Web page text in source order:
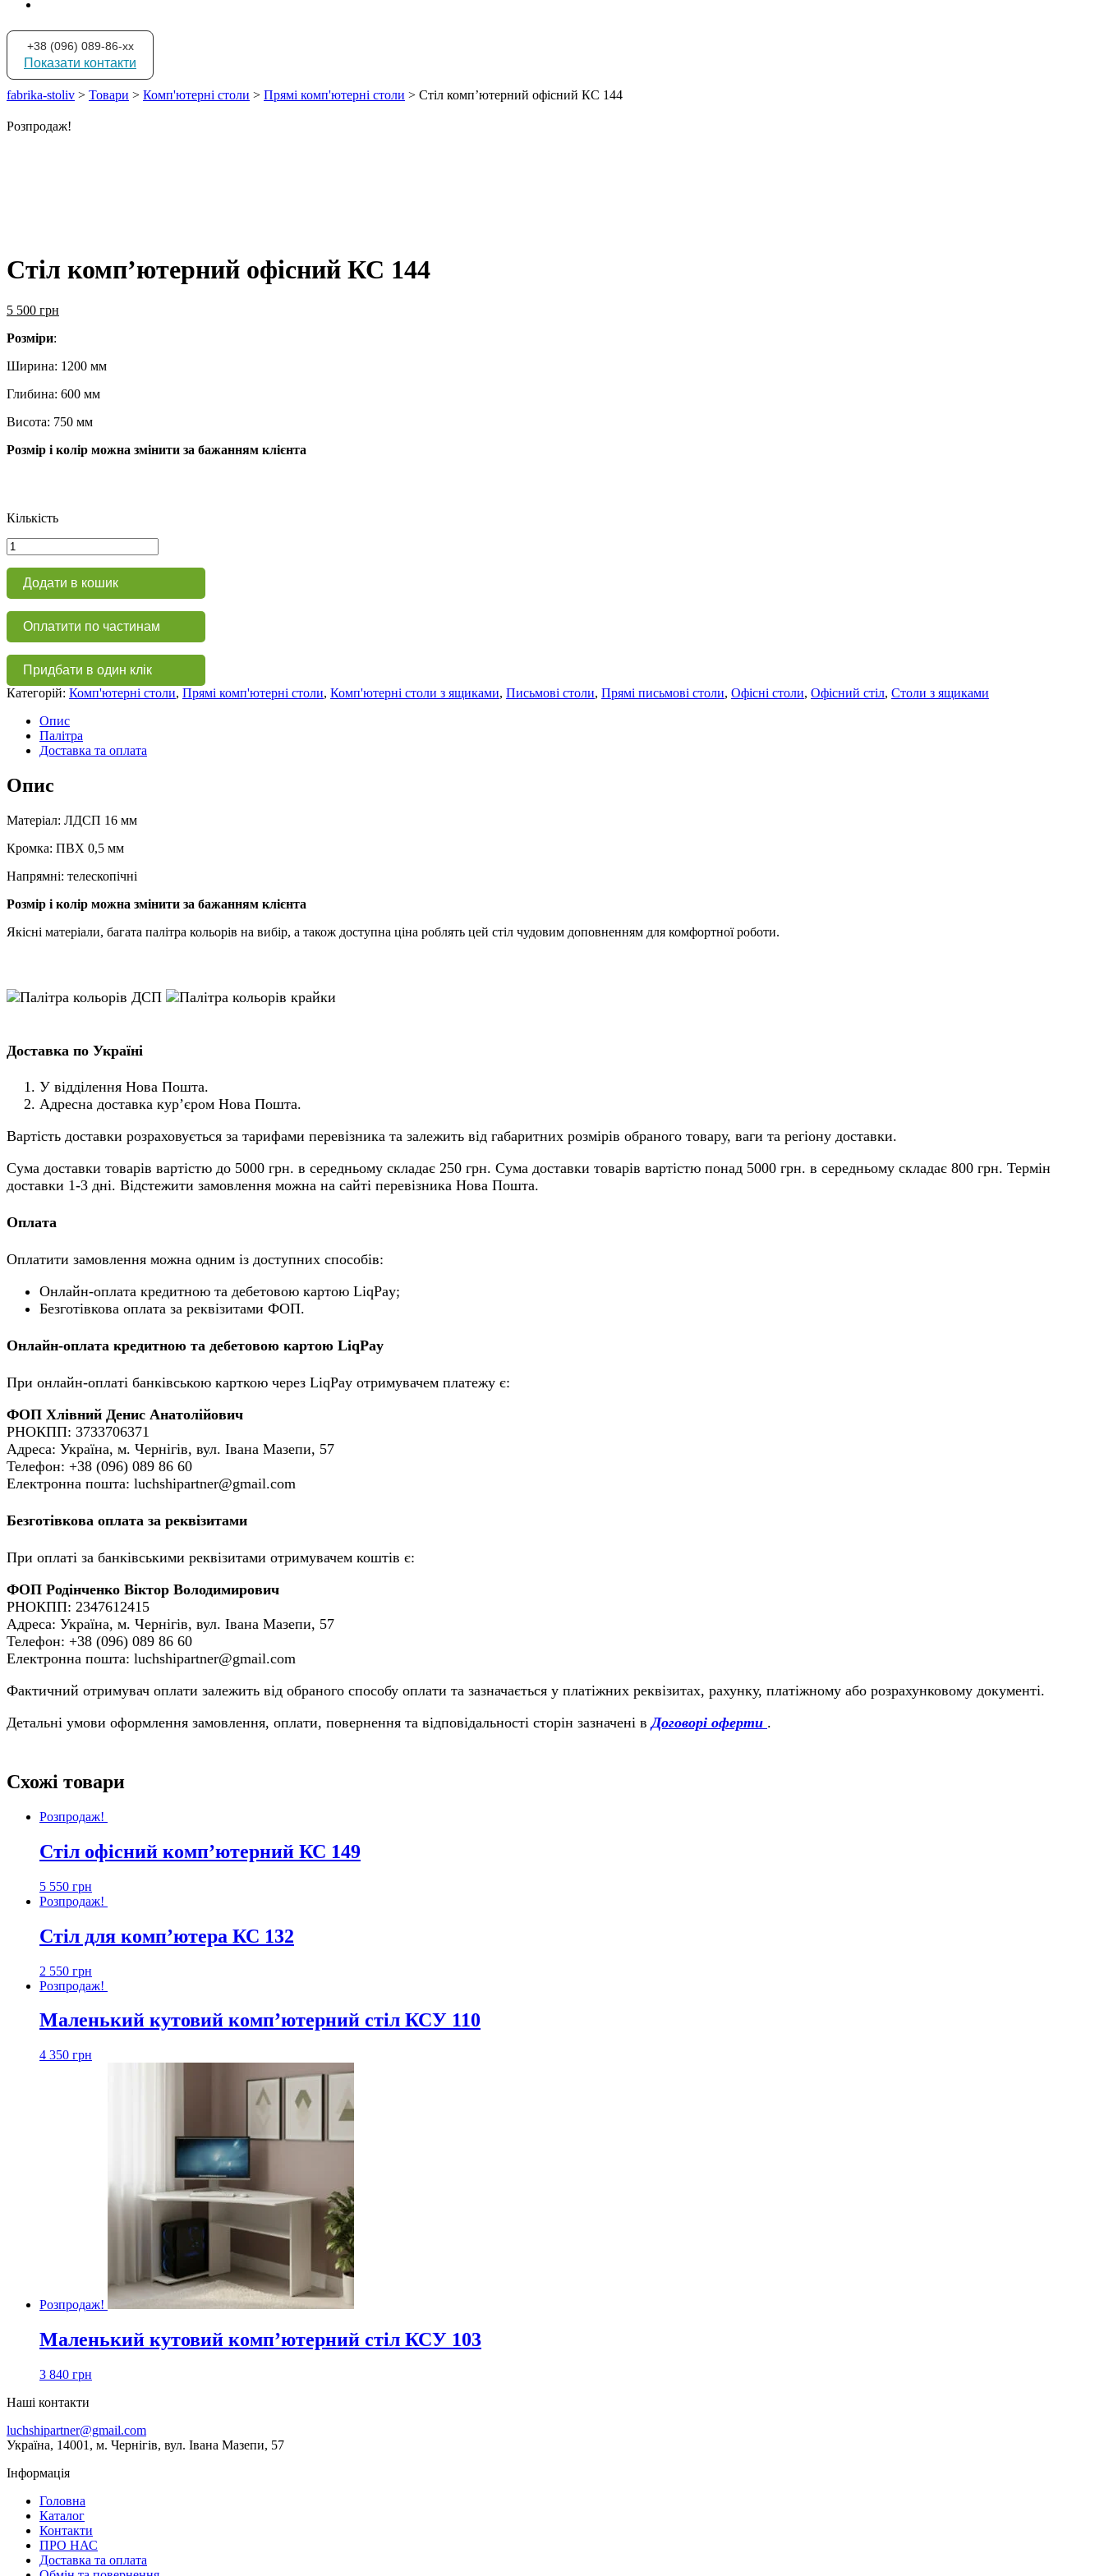
+38 (096) 089-86-xx
Показати контакти
fabrika-stoliv > Товари > Комп'ютерні столи > Прямі комп'ютерні столи > Стіл комп’ютерний офісний КС 144
Розпродаж!
Стіл комп’ютерний офісний КС 144
5 500 грн
Розміри:
Ширина: 1200 мм
Глибина: 600 мм
Висота: 750 мм
Розмір і колір можна змінити за бажанням клієнта
Кількість
Стіл
комп'ютерний
офісний
КС
144
кількість
Додати в кошик
Оплатити по частинам
Придбати в один клік
Категорій: Комп'ютерні столи, Прямі комп'ютерні столи, Комп'ютерні столи з ящиками, Письмові столи, Прямі письмові столи, Офісні столи, Офісний стіл, Столи з ящиками
Опис
Палітра
Доставка та оплата
Опис
Матеріал: ЛДСП 16 мм
Кромка: ПВХ 0,5 мм
Напрямні: телескопічні
Розмір і колір можна змінити за бажанням клієнта
Якісні матеріали, багата палітра кольорів на вибір, а також доступна ціна роблять цей стіл чудовим доповненням для комфортної роботи.
Доставка по Україні
У відділення Нова Пошта.
Адресна доставка кур’єром Нова Пошта.
Вартість доставки розраховується за тарифами перевізника та залежить від габаритних розмірів обраного товару, ваги та регіону доставки.
Сума доставки товарів вартістю до 5000 грн. в середньому складає 250 грн. Сума доставки товарів вартістю понад 5000 грн. в середньому складає 800 грн. Термін
доставки 1-3 дні. Відстежити замовлення можна на сайті перевізника Нова Пошта.
Оплата
Оплатити замовлення можна одним із доступних способів:
Онлайн-оплата кредитною та дебетовою картою LiqPay;
Безготівкова оплата за реквізитами ФОП.
Онлайн-оплата кредитною та дебетовою картою LiqPay
При онлайн-оплаті банківською карткою через LiqPay отримувачем платежу є:
ФОП Хлівний Денис Анатолійович
РНОКПП: 3733706371
Адреса: Україна, м. Чернігів, вул. Івана Мазепи, 57
Телефон: +38 (096) 089 86 60
Електронна пошта: luchshipartner@gmail.com
Безготівкова оплата за реквізитами
При оплаті за банківськими реквізитами отримувачем коштів є:
ФОП Родінченко Віктор Володимирович
РНОКПП: 2347612415
Адреса: Україна, м. Чернігів, вул. Івана Мазепи, 57
Телефон: +38 (096) 089 86 60
Електронна пошта: luchshipartner@gmail.com
Фактичний отримувач оплати залежить від обраного способу оплати та зазначається у платіжних реквізитах, рахунку, платіжному або розрахунковому документі.
Детальні умови оформлення замовлення, оплати, повернення та відповідальності сторін зазначені вДоговорі оферти .
Схожі товари
Розпродаж!
Стіл офісний комп’ютерний КС 149
5 550 грн
Розпродаж!
Стіл для комп’ютера КС 132
2 550 грн
Розпродаж!
Маленький кутовий комп’ютерний стіл КСУ 110
4 350 грн
Розпродаж!
Маленький кутовий комп’ютерний стіл КСУ 103
3 840 грн
Наші контакти
luchshipartner@gmail.com
Українa, 14001, м. Чернігів, вул. Івана Мазепи, 57
Інформація
Головна
Каталог
Контакти
ПРО НАС
Доставка та оплата